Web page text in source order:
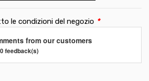
le condizioni del negozio *
from our customers
feedback(s)